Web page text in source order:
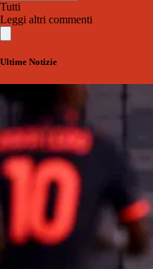
Tutti
Leggi altri commenti
Ultime Notizie